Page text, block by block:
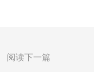
阅读下一篇